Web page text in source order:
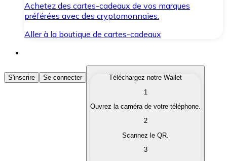
Achetez des cartes-cadeaux de vos marques
préférées avec des cryptomonnaies.
Aller à la boutique de cartes-cadeaux
Acheter des Cryptomonnaies
Achetez les cryptomonnaies qui vous intéressent
Convertissez vos cryptomonnaies en monnaie
S'inscrire Se connecter
Téléchargez notre Wallet
1
Ouvrez la caméra de votre téléphone.
2
Scannez le QR.
3